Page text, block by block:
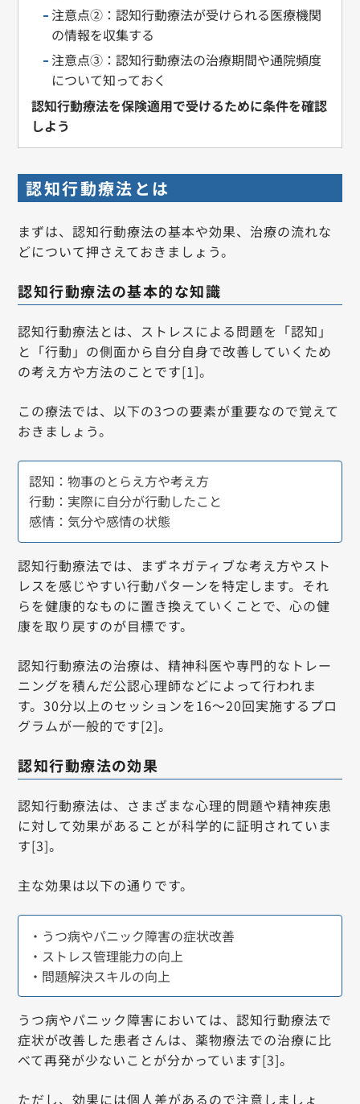
注意点②：認知行動療法が受けられる医療機関
の情報を収集する
注意点③：認知行動療法の治療期間や通院頻度
について知っておく
認知行動療法を保険適用で受けるために条件を確認
しよう
認知行動療法とは
まずは、認知行動療法の基本や効果、治療の流れな
どについて押さえておきましょう。
認知行動療法の基本的な知識
認知行動療法とは、ストレスによる問題を「認知」
と「行動」の側面から自分自身で改善していくため
の考え方や方法のことです[1]。
この療法では、以下の3つの要素が重要なので覚えて
おきましょう。
認知：物事のとらえ方や考え方
行動：実際に自分が行動したこと
感情：気分や感情の状態
認知行動療法では、まずネガティブな考え方やスト
レスを感じやすい行動パターンを特定します。それ
らを健康的なものに置き換えていくことで、心の健
康を取り戻すのが目標です。
認知行動療法の治療は、精神科医や専門的なトレー
ニングを積んだ公認心理師などによって行われま
す。30分以上のセッションを16〜20回実施するプロ
グラムが一般的です[2]。
認知行動療法の効果
認知行動療法は、さまざまな心理的問題や精神疾患
に対して効果があることが科学的に証明されていま
す[3]。
主な効果は以下の通りです。
・うつ病やパニック障害の症状改善
・ストレス管理能力の向上
・問題解決スキルの向上
うつ病やパニック障害においては、認知行動療法で
症状が改善した患者さんは、薬物療法での治療に比
べて再発が少ないことが分かっています[3]。
ただし、効果には個人差があるので注意しましょ